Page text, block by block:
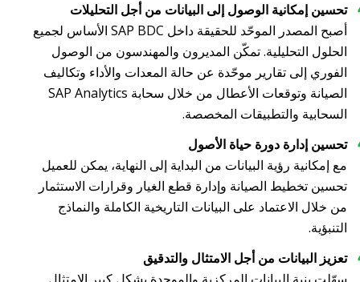
تحسين إمكانية الوصول إلى البيانات من أجل التحليلات
أصبح المصدر الموحّد للحقيقة داخل SAP BDC الأساس لجميع
الحلول التحليلية. تمكّن المديرون والمهندسون من الوصول
الفوري إلى تقارير موحّدة عن حالة المعدات والأداء وتكاليف
الصيانة وتوقعات الأعطال من خلال سحابة SAP Analytics
السحابية والتطبيقات المخصصة.
تحسين إدارة دورة حياة الأصول
مع إمكانية رؤية البيانات من البداية إلى النهاية، يمكن للعميل
تحسين تخطيط الصيانة وإدارة قطع الغيار وقرارات الاستثمار
من خلال الاعتماد على البيانات التاريخية الكاملة والنماذج
التنبؤية.
تعزيز البيانات من أجل الامتثال والتدقيق